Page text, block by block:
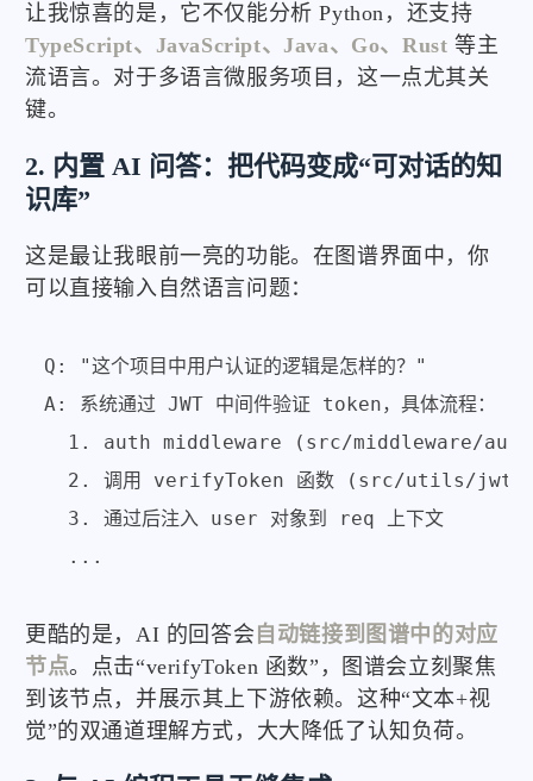
让我惊喜的是，它不仅能分析 Python，还支持
TypeScript、JavaScript、Java、Go、Rust 等主
流语言。对于多语言微服务项目，这一点尤其关
键。
2. 内置 AI 问答：把代码变成“可对话的知
识库”
这是最让我眼前一亮的功能。在图谱界面中，你
可以直接输入自然语言问题：
Q: "这个项目中用户认证的逻辑是怎样的？"
A: 系统通过 JWT 中间件验证 token，具体流程：
1. auth middleware (src/middleware/
2. 调用 verifyToken 函数 (src/utils/
  3. 通过后注入 user 对象到 req 上下文
更酷的是，AI 的回答会 自动链接到图谱中的对应
节点。点击“verifyToken 函数”，图谱会立刻聚焦
到该节点，并展示其上下游依赖。这种“文本+视
觉”的双通道理解方式，大大降低了认知负荷。